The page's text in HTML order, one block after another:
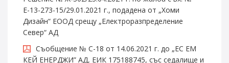
Е-13-273-15/29.01.2021 г., подадена от „Хоми
Дизайн“ ЕООД срещу „Електроразпределение
Север“ АД
Съобщение № С-18 от 14.06.2021 г. до „ЕС ЕМ
КЕЙ ЕНЕРДЖИ” АД, ЕИК 175188745, със седалище и